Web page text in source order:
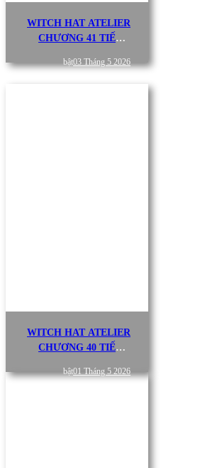
WITCH HAT ATELIER
CHƯƠNG 41 TIẾNG
bật03 Tháng 5 2026
WITCH HAT ATELIER
CHƯƠNG 40 TIẾNG
bật01 Tháng 5 2026